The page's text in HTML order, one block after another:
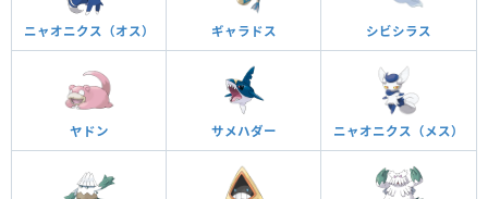
ニャオニクス（オス） ギャラドス シビシラス
ヤドン サメハダー ニャオニクス（メス）